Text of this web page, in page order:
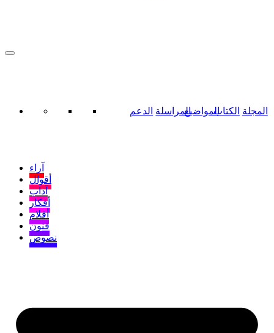
الدعم المراسلةالمواضيعالكتاب المجلة
آراء
أقوال
آداب
أفكار
أفلام
فنون
نصوص